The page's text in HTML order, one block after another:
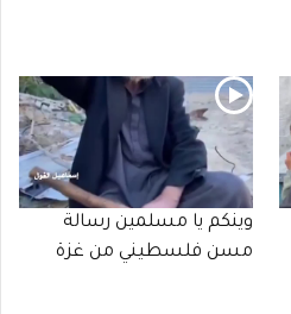
وينكم يا مسلمين رسالة
مسن فلسطيني من غزة